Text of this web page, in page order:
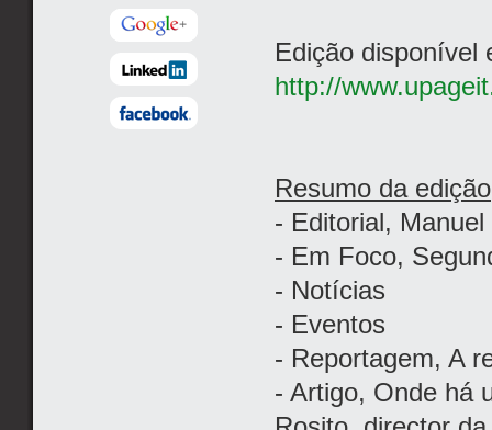
Edição disponível
http://
Resumo da edição
- Editorial,
- Em Foco,
- Notícias
- Eventos
- Reportagem, A
- Artigo, Onde há